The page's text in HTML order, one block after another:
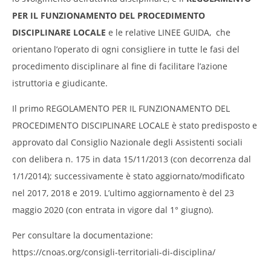
PER IL FUNZIONAMENTO DEL PROCEDIMENTO
DISCIPLINARE LOCALE e le relative LINEE GUIDA, che
orientano l’operato di ogni consigliere in tutte le fasi del
procedimento disciplinare al fine di facilitare l’azione
istruttoria e giudicante.
Il primo REGOLAMENTO PER IL FUNZIONAMENTO DEL
PROCEDIMENTO DISCIPLINARE LOCALE è stato predisposto e
approvato dal Consiglio Nazionale degli Assistenti sociali
con delibera n. 175 in data 15/11/2013 (con decorrenza dal
1/1/2014); successivamente è stato aggiornato/modificato
nel 2017, 2018 e 2019. L’ultimo aggiornamento è del 23
maggio 2020 (con entrata in vigore dal 1° giugno).
Per consultare la documentazione:
https://cnoas.org/consigli-territoriali-di-disciplina/